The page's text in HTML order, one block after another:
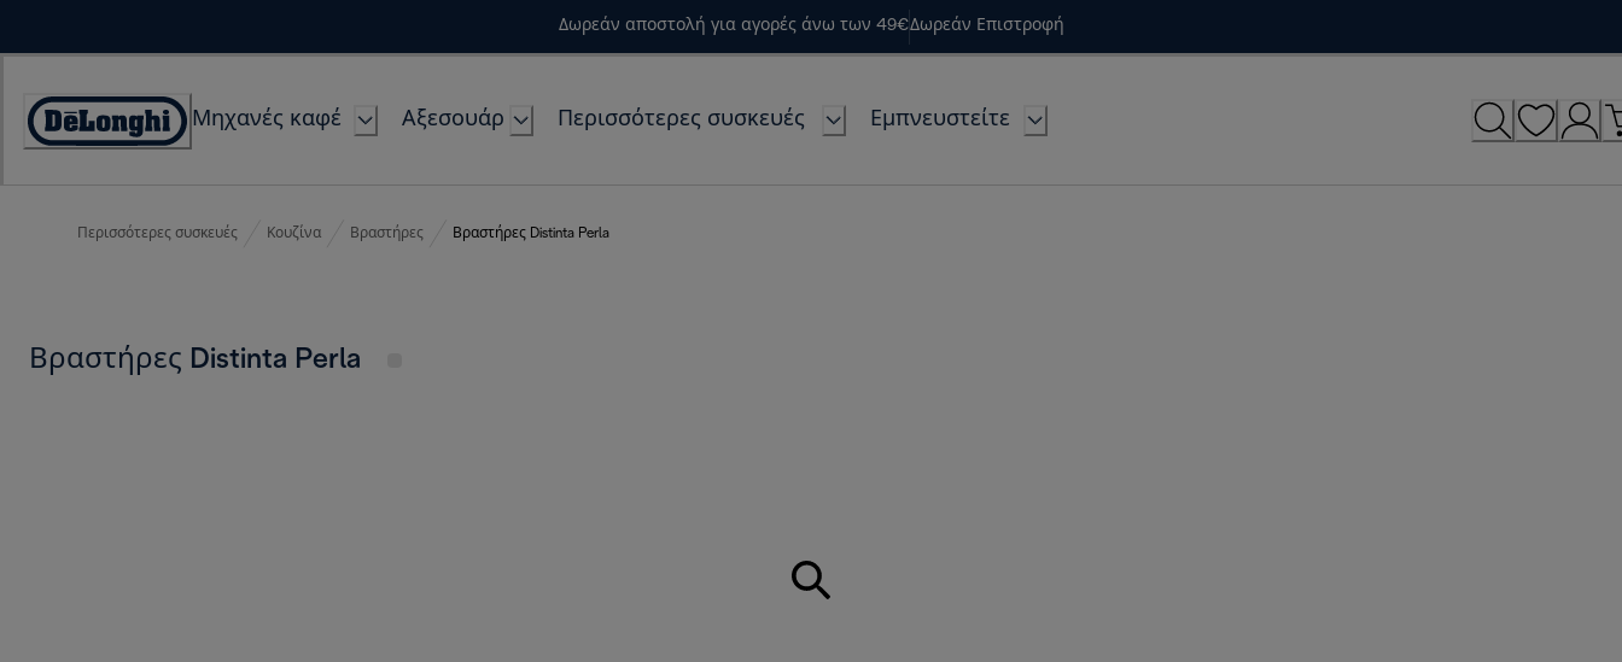
Δωρεάν αποστολή για αγορές άνω των 49€Δωρεάν Επιστροφή
Accessibility
Μηχανές καφέ Αξεσουάρ Περισσότερες συσκευές Εμπνευστείτε
Περισσότερες συσκευές Κουζίνα Βραστήρες Βραστήρες Distinta Perla
Βραστήρες Distinta Perla